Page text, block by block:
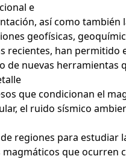
e
así como también
geofísicas,
recientes, han permitido
de nuevas herramientas
que condicionan el
el ruido sísmico
regiones para estudiar
magmáticos que ocurren